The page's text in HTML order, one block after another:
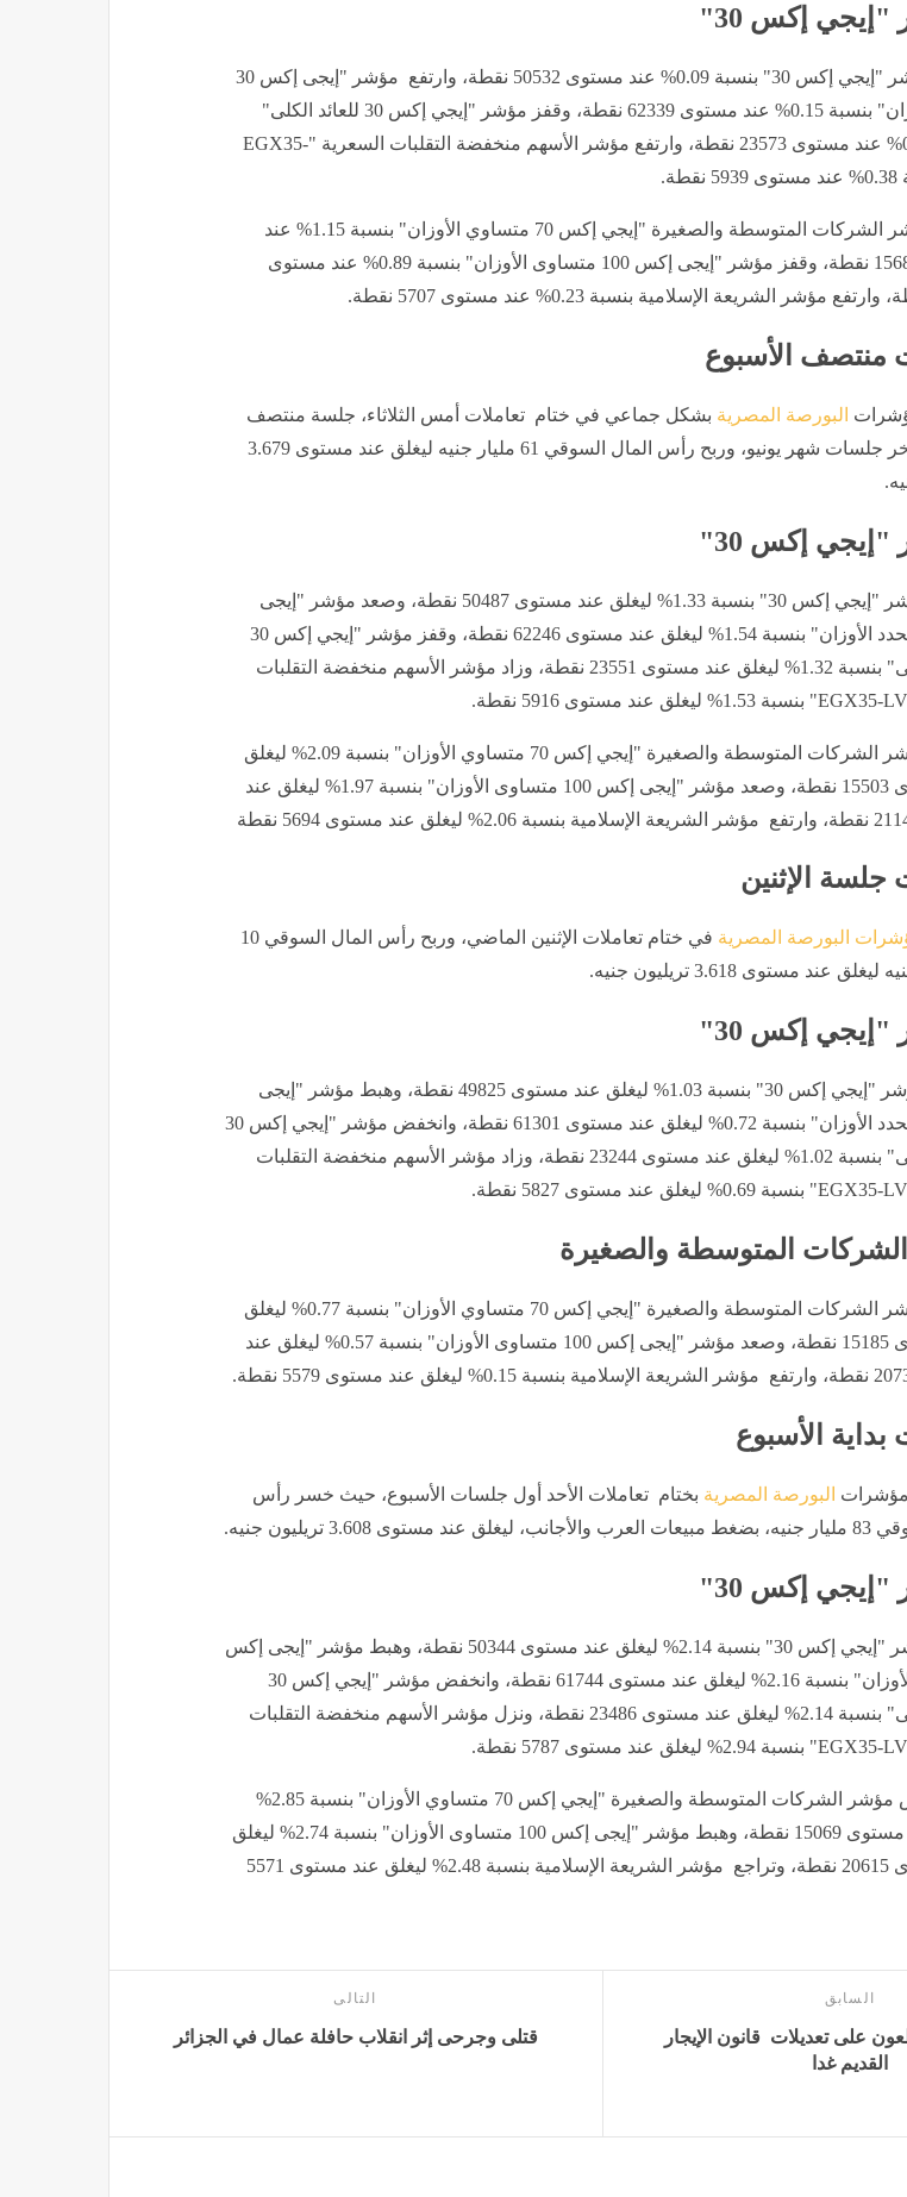
"إيجي إكس 30"
وصعد مؤشر "إيجي إكس 30" بنسبة 0.09% عند مستوى 50532 نقطة، وارتفع مؤشر "إيجى إكس 30
محدد الأوزان" بنسبة 0.15% عند مستوى 62339 نقطة، وقفز مؤشر "إيجي إكس 30 للعائد الكلى"
بنسبة 0.09% عند مستوى 23573 نقطة، وارتفع مؤشر الأسهم منخفضة التقلبات السعرية "EGX35-
وصعد مؤشر الشركات المتوسطة والصغيرة "إيجي إكس 70 متساوي الأوزان" بنسبة 1.15% عند
مستوى 15680 نقطة، وقفز مؤشر "إيجى إكس 100 متساوى الأوزان" بنسبة 0.89% عند مستوى
منتصف الأسبوع
البورصة المصرية بشكل جماعي في ختام تعاملات أمس الثلاثاء، جلسة منتصف
الأسبوع، آخر جلسات شهر يونيو، وربح رأس المال السوقي 61 مليار جنيه ليغلق عند مستوى 3.679
"إيجي إكس 30"
وارتفع مؤشر "إيجي إكس 30" بنسبة 1.33% ليغلق عند مستوى 50487 نقطة، وصعد مؤشر "إيجى
إكس 30 محدد الأوزان" بنسبة 1.54% ليغلق عند مستوى 62246 نقطة، وقفز مؤشر "إيجي إكس 30
للعائد الكلى" بنسبة 1.32% ليغلق عند مستوى 23551 نقطة، وزاد مؤشر الأسهم منخفضة التقلبات
وصعد مؤشر الشركات المتوسطة والصغيرة "إيجي إكس 70 متساوي الأوزان" بنسبة 2.09% ليغلق
عند مستوى 15503 نقطة، وصعد مؤشر "إيجى إكس 100 متساوى الأوزان" بنسبة 1.97% ليغلق عند
جلسة الإثنين
البورصة المصرية
في ختام تعاملات الإثنين الماضي، وربح رأس المال السوقي 10
عند مستوى 3.618 تريليون جنيه.
"إيجي إكس 30"
وتراجع مؤشر "إيجي إكس 30" بنسبة 1.03% ليغلق عند مستوى 49825 نقطة، وهبط مؤشر "إيجى
إكس 30 محدد الأوزان" بنسبة 0.72% ليغلق عند مستوى 61301 نقطة، وانخفض مؤشر "إيجي إكس 30
للعائد الكلى" بنسبة 1.02% ليغلق عند مستوى 23244 نقطة، وزاد مؤشر الأسهم منخفضة التقلبات
المتوسطة والصغيرة
وصعد مؤشر الشركات المتوسطة والصغيرة "إيجي إكس 70 متساوي الأوزان" بنسبة 0.77% ليغلق
عند مستوى 15185 نقطة، وصعد مؤشر "إيجى إكس 100 متساوى الأوزان" بنسبة 0.57% ليغلق عند
بداية الأسبوع
البورصة المصرية بختام تعاملات الأحد أول جلسات الأسبوع، حيث خسر رأس
مستوى 3.608 تريليون جنيه.
"إيجي إكس 30"
وهبط مؤشر "إيجي إكس 30" بنسبة 2.14% ليغلق عند مستوى 50344 نقطة، وهبط مؤشر "إيجى إكس
30 محدد الأوزان" بنسبة 2.16% ليغلق عند مستوى 61744 نقطة، وانخفض مؤشر "إيجي إكس 30
للعائد الكلى" بنسبة 2.14% ليغلق عند مستوى 23486 نقطة، ونزل مؤشر الأسهم منخفضة التقلبات
كما انخفض مؤشر الشركات المتوسطة والصغيرة "إيجي إكس 70 متساوي الأوزان" بنسبة 2.85%
ليغلق عند مستوى 15069 نقطة، وهبط مؤشر "إيجى إكس 100 متساوى الأوزان" بنسبة 2.74% ليغلق
عند مستوى 20615 نقطة، وتراجع مؤشر الشريعة الإسلامية بنسبة 2.48% ليغلق عند مستوى 5571
السابق
على تعديلات قانون الإيجار
القديم غدا
التالى
قتلى وجرحى إثر انقلاب حافلة عمال في الجزائر